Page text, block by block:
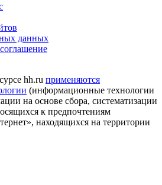
данных
hh.ru применяются
(информационные технологии
на основе сбора, систематизации
к предпочтениям
находящихся на территории